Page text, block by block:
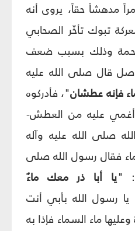
مدهشاً حقاً، يروى أنه
تبوك تأخّر الصحابي
وذلك بسبب ضعف
قال صلى الله عليه
فإنه عطشان"، فأدركوه
أغمي عليه من العطش-
صلى الله عليه وآله
فقال رسول الله صلى
"يا أبا ذر معك ماءٌ
رسول الله بأبي أنت
ماء السماء فإذا به